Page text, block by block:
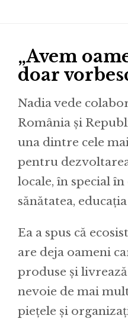
„Avem
doar
Nadia vede
România și
una dintre cele
pentru
locale, în special
sănătatea,
Ea a spus că
are deja oameni
produse și
nevoie de mai
piețele și